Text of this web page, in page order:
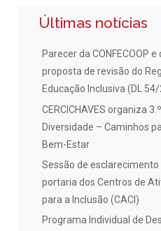
Últimas notícias
Parecer da CONFECOOP e
proposta de revisão do
Educação Inclusiva (DL
CERCICHAVES organiza
Diversidade – Caminhos
Bem-Estar
Sessão de
portaria dos Centros de
para a Inclusão (CACI)
Programa Individual de